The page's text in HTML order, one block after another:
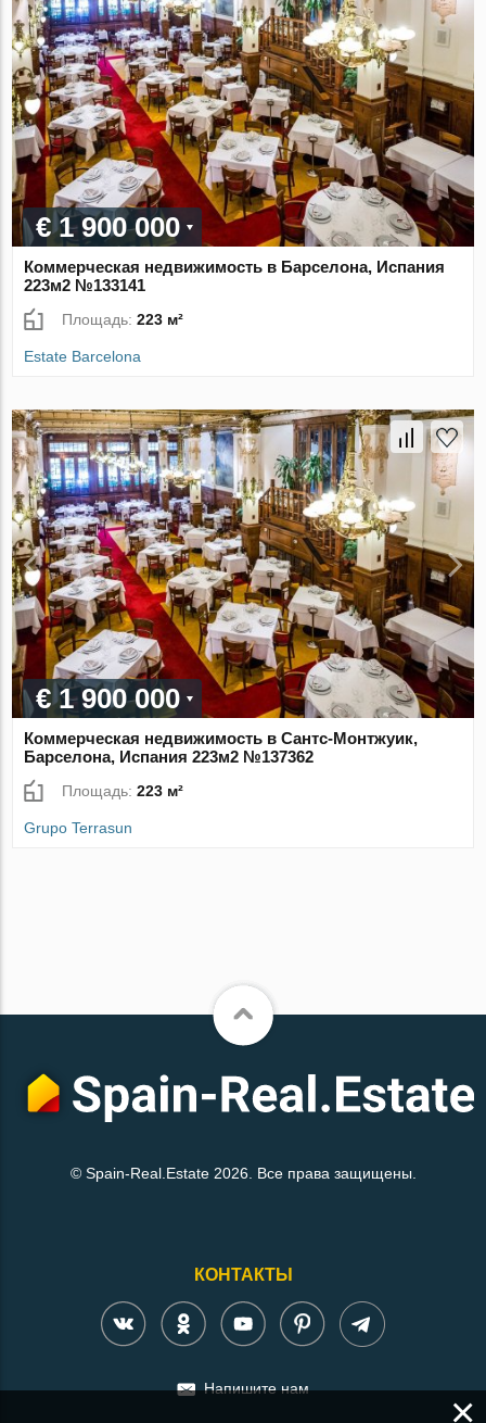
€ 1 900 000
Коммерческая недвижимость в Барселона, Испания
223м2 №133141
Площадь:223 м²
Estate Barcelona
€ 1 900 000
Коммерческая недвижимость в Сантс-Монтжуик,
Барселона, Испания 223м2 №137362
Площадь:223 м²
Grupo Terrasun
© Spain-Real.Estate 2026. Все права защищены.
КОНТАКТЫ
Напишите нам
×